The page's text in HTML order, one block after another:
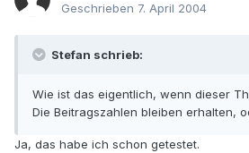
Geschrieben 7. April 2004
Stefan schrieb:
Wie ist das eigentlich, wenn dieser
Die Beitragszahlen bleiben erhalten,
Ja, das habe ich schon getestet.